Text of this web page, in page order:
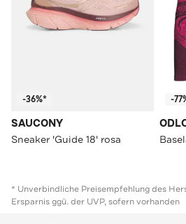
-36%*
SAUCONY
Sneaker 'Guide 18' rosa
-
* Unverbindliche Preisempfehlung des
Ersparnis ggü. der UVP, sofern vorhanden